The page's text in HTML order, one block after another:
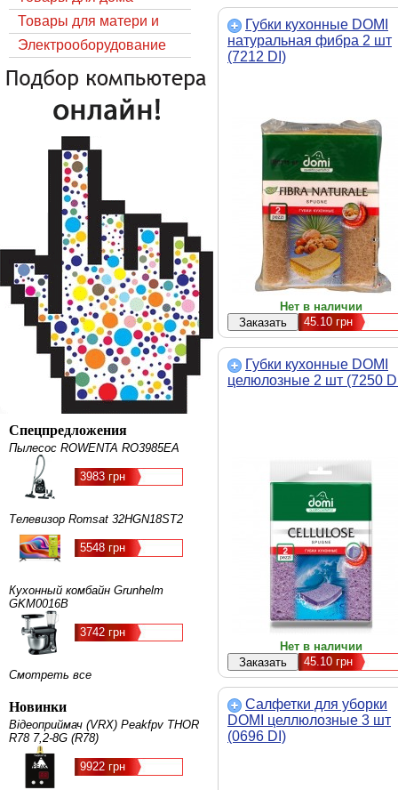
Товары для матери и
ребёнка
Электрооборудование
Спецпредложения
Пылесос ROWENTA RO3985EA
3983 грн
Телевизор Romsat 32HGN18ST2
5548 грн
Кухонный комбайн Grunhelm
GKM0016B
3742 грн
Смотреть все
Новинки
Відеоприймач (VRX) Peakfpv THOR
R78 7,2-8G (R78)
9922 грн
Губки кухонные DOMI
натуральная фибра 2 шт
(7212 DI)
Нет в наличии
45.10 грн
Губки кухонные DOMI
целюлозные 2 шт (7250
Нет в наличии
45.10 грн
Салфетки для уборки
DOMI целлюлозные 3 шт
(0696 DI)